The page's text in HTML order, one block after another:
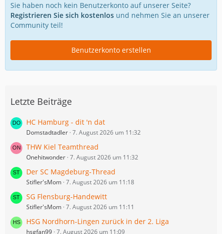
Sie haben noch kein Benutzerkonto auf unserer Seite?
Registrieren Sie sich kostenlos und nehmen Sie an unserer
Community teil!
Benutzerkonto erstellen
Letzte Beiträge
HC Hamburg - dit 'n dat
Domstadtadler 7. August 2026 um 11:32
THW Kiel Teamthread
Onehitwonder 7. August 2026 um 11:32
Der SC Magdeburg-Thread
Stifler'sMom 7. August 2026 um 11:18
SG Flensburg-Handewitt
Stifler'sMom 7. August 2026 um 11:11
HSG Nordhorn-Lingen zurück in der 2. Liga
hsgfan99 7. August 2026 um 11:09